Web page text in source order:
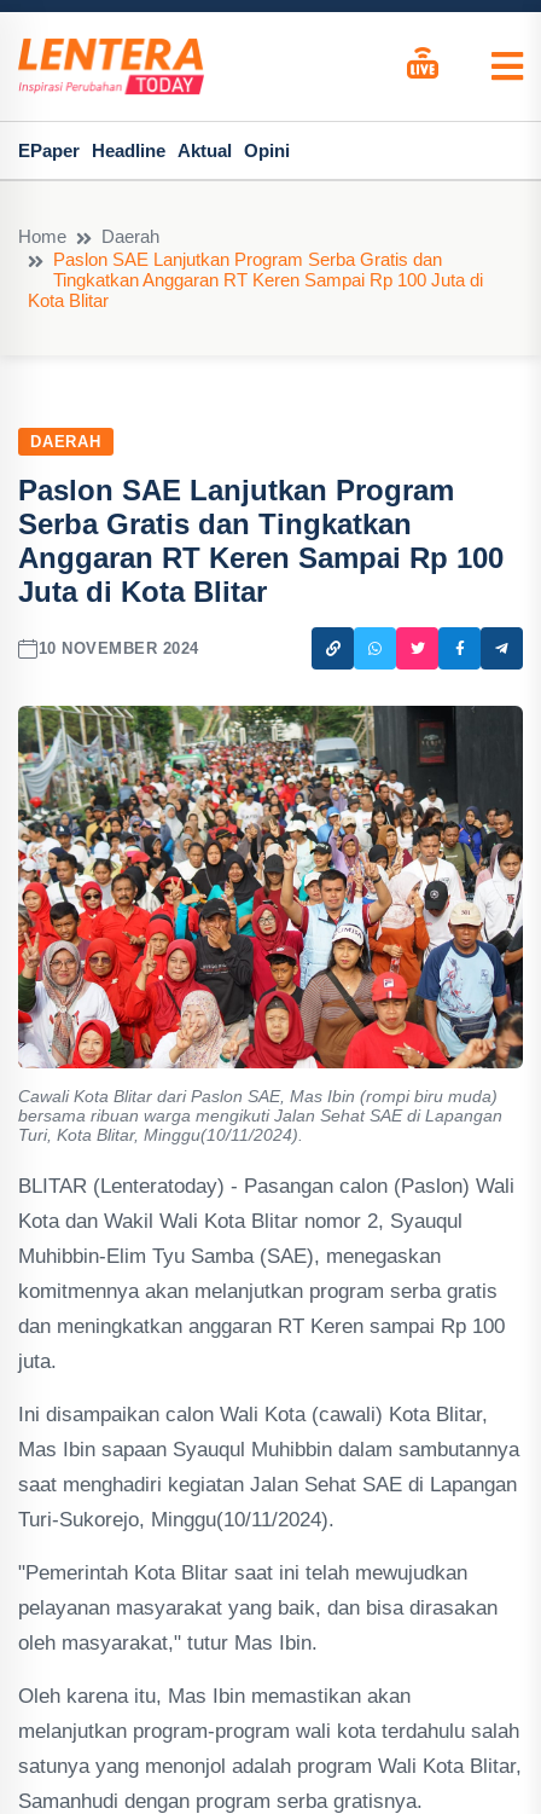
EPaper Headline Aktual Opini
Home
Daerah
Paslon SAE Lanjutkan Program Serba Gratis dan
Tingkatkan Anggaran RT Keren Sampai Rp 100 Juta di
Kota Blitar
DAERAH
Paslon SAE Lanjutkan Program
Serba Gratis dan Tingkatkan
Anggaran RT Keren Sampai Rp 100
Juta di Kota Blitar
10 NOVEMBER 2024
Cawali Kota Blitar dari Paslon SAE, Mas Ibin (rompi biru muda)
bersama ribuan warga mengikuti Jalan Sehat SAE di Lapangan
Turi, Kota Blitar, Minggu(10/11/2024).
BLITAR (Lenteratoday) - Pasangan calon (Paslon) Wali
Kota dan Wakil Wali Kota Blitar nomor 2, Syauqul
Muhibbin-Elim Tyu Samba (SAE), menegaskan
komitmennya akan melanjutkan program serba gratis
dan meningkatkan anggaran RT Keren sampai Rp 100
juta.
Ini disampaikan calon Wali Kota (cawali) Kota Blitar,
Mas Ibin sapaan Syauqul Muhibbin dalam sambutannya
saat menghadiri kegiatan Jalan Sehat SAE di Lapangan
Turi-Sukorejo, Minggu(10/11/2024).
"Pemerintah Kota Blitar saat ini telah mewujudkan
pelayanan masyarakat yang baik, dan bisa dirasakan
oleh masyarakat," tutur Mas Ibin.
Oleh karena itu, Mas Ibin memastikan akan
melanjutkan program-program wali kota terdahulu salah
satunya yang menonjol adalah program Wali Kota Blitar,
Samanhudi dengan program serba gratisnya.